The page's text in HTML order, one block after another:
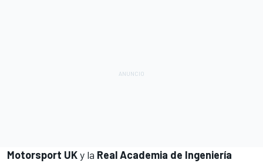
Motorsport UKy la Real Academia de Ingeniería